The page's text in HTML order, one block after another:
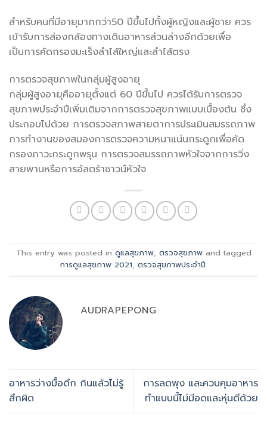
สำหรับคนที่มีอายุมากกว่า50 ปีขึ้นไปทั้งผู้หญิงและผู้ชาย ควร
เข้ารับการส่องกล้องทางเดินอาหารส่วนล่างอีกด้วยเพื่อ
เป็นการคัดกรองมะเร็งลำไส้ใหญ่และลำไส้ตรง
การตรวจสุขภาพในกลุ่มผู้สูงอายุ
กลุ่มผู้สูงอายุคืออายุตั้งแต่ 60 ปีขึ้นไป ควรได้รับการตรวจ
สุขภาพประจำปีเพิ่มเติมจากการตรวจสุขภาพแบบเบื้องต้น ซึ่ง
ประกอบไปด้วย การตรวจสภาพสายตาการประเมินสมรรถภาพ
การทำงานของสมองการตรวจความหนาแน่นกระดูกเพื่อคัด
กรองภาวะกระดูกพรุน การตรวจสมรรถภาพหัวใจจากการวิ่ง
สายพานหรือการอัลตร้าซาวน์หัวใจ
This entry was posted in ดูแลสุขภาพ, ตรวจสุขภาพand tagged
การดูแลสุขภาพ 2021, ตรวจสุขภาพประจำปี.
AUDRAPEPONG
อาหารว่างมื้อดึก กินแล้วไม่รู้
สึกผิด
การลดพุง และควบคุมอาหาร
ทำแบบนี้ไม่มีอดและหุ่นดีด้วย